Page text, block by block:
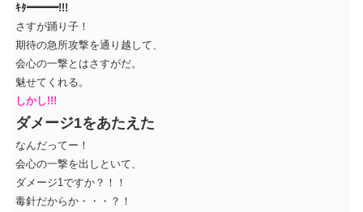
ｷﾀ━━━!!!
さすが踊り子！
期待の急所攻撃を通り越して、
会心の一撃とはさすがだ。
魅せてくれる。
しかし!!!
ダメージ1をあたえた
なんだってー！
会心の一撃を出しといて、
ダメージ1ですか？！！
毒針だからか・・・？！